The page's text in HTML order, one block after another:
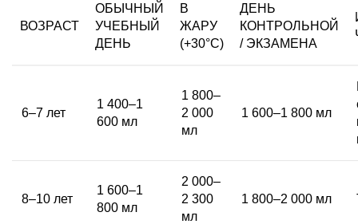
ВОЗРАСТ
ОБЫЧНЫЙ
УЧЕБНЫЙ
ДЕНЬ
В
ЖАРУ
(+30°С)
ДЕНЬ
КОНТРОЛЬНОЙ
/ ЭКЗАМЕНА
6–7 лет
1 400–1
600 мл
1 800–
2 000
мл
1 600–1 800 мл
8–10 лет
1 600–1
800 мл
2 000–
2 300
мл
1 800–2 000 мл